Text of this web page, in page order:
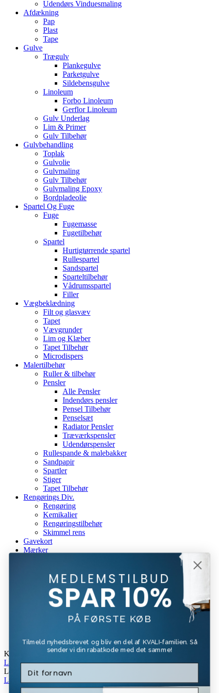
Udendørs Vinduesmaling
Afdækning
Pap
Plast
Tape
Gulve
Trægulv
Plankegulve
Parketgulve
Sildebensgulve
Linoleum
Forbo Linoleum
Gerflor Linoleum
Gulv Underlag
Lim & Primer
Gulv Tilbehør
Gulvbehandling
Toplak
Gulvolie
Gulvmaling
Gulv Tilbehør
Gulvmaling Epoxy
Bordpladeolie
Spartel Og Fuge
Fuge
Fugemasse
Fugetilbehør
Spartel
Hurtigtørrende spartel
Rullespartel
Sandspartel
Sparteltilbehør
Vådrumsspartel
Filler
Vægbeklædning
Filt og glasvæv
Tapet
Vævgrunder
Lim og Klæber
Tapet Tilbehør
Microdispers
Malertilbehør
Ruller & tilbehør
Pensler
Alle Pensler
Indendørs pensler
Pensel Tilbehør
Penselsæt
Radiator Pensler
Træværkspensler
Udendørspensler
Rullespande & malebakker
Sandpapir
Spartler
Stiger
Tapet Tilbehør
Rengørings Div.
Rengøring
Kemikalier
Rengøringstilbehør
Skimmel rens
Gavekort
Mærker
Bona
Kundeservice
Fragt Og Retur
Kurv
Luk
Log Ind
Luk
MEDLEMSTILBUD
SPAR 10%
PÅ FØRSTE KØB
Tilmeld nyhedsbrevet og bliv en del af KVALI-familien. Så
sender vi din rabatkode med det samme!